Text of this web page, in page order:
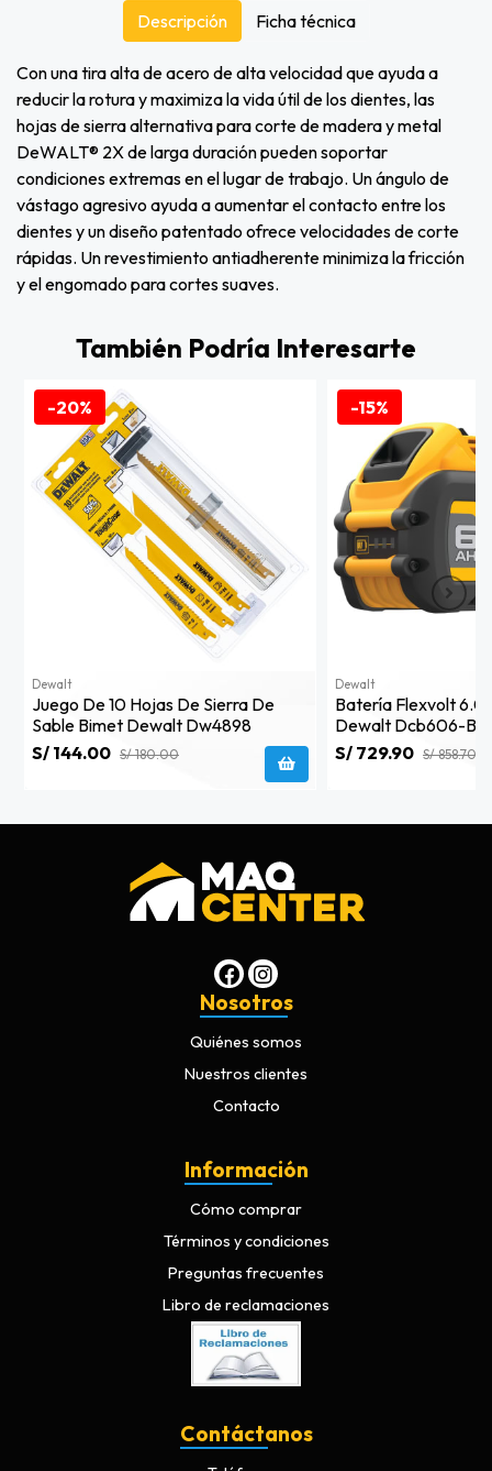
Con una tira alta de acero de alta velocidad que ayuda a
reducir la rotura y maximiza la vida útil de los dientes, las
hojas de sierra alternativa para corte de madera y metal
DeWALT® 2X de larga duración pueden soportar
condiciones extremas en el lugar de trabajo. Un ángulo de
vástago agresivo ayuda a aumentar el contacto entre los
dientes y un diseño patentado ofrece velocidades de corte
rápidas. Un revestimiento antiadherente minimiza la fricción
y el engomado para cortes suaves.
Descripción Ficha técnica
También Podría Interesarte
-20%
Dewalt
Juego De 10 Hojas De Sierra De
Sable Bimet Dewalt Dw4898
S/ 144.00 S/ 180.00
-15%
Dewalt
Batería Flexvolt
Dewalt Dcb606-B3
S/ 729.90 S/ 858.70
Nosotros
Quiénes somos
Nuestros clientes
Contacto
Información
Cómo comprar
Términos y condiciones
Preguntas frecuentes
Libro de reclamaciones
Contáctanos